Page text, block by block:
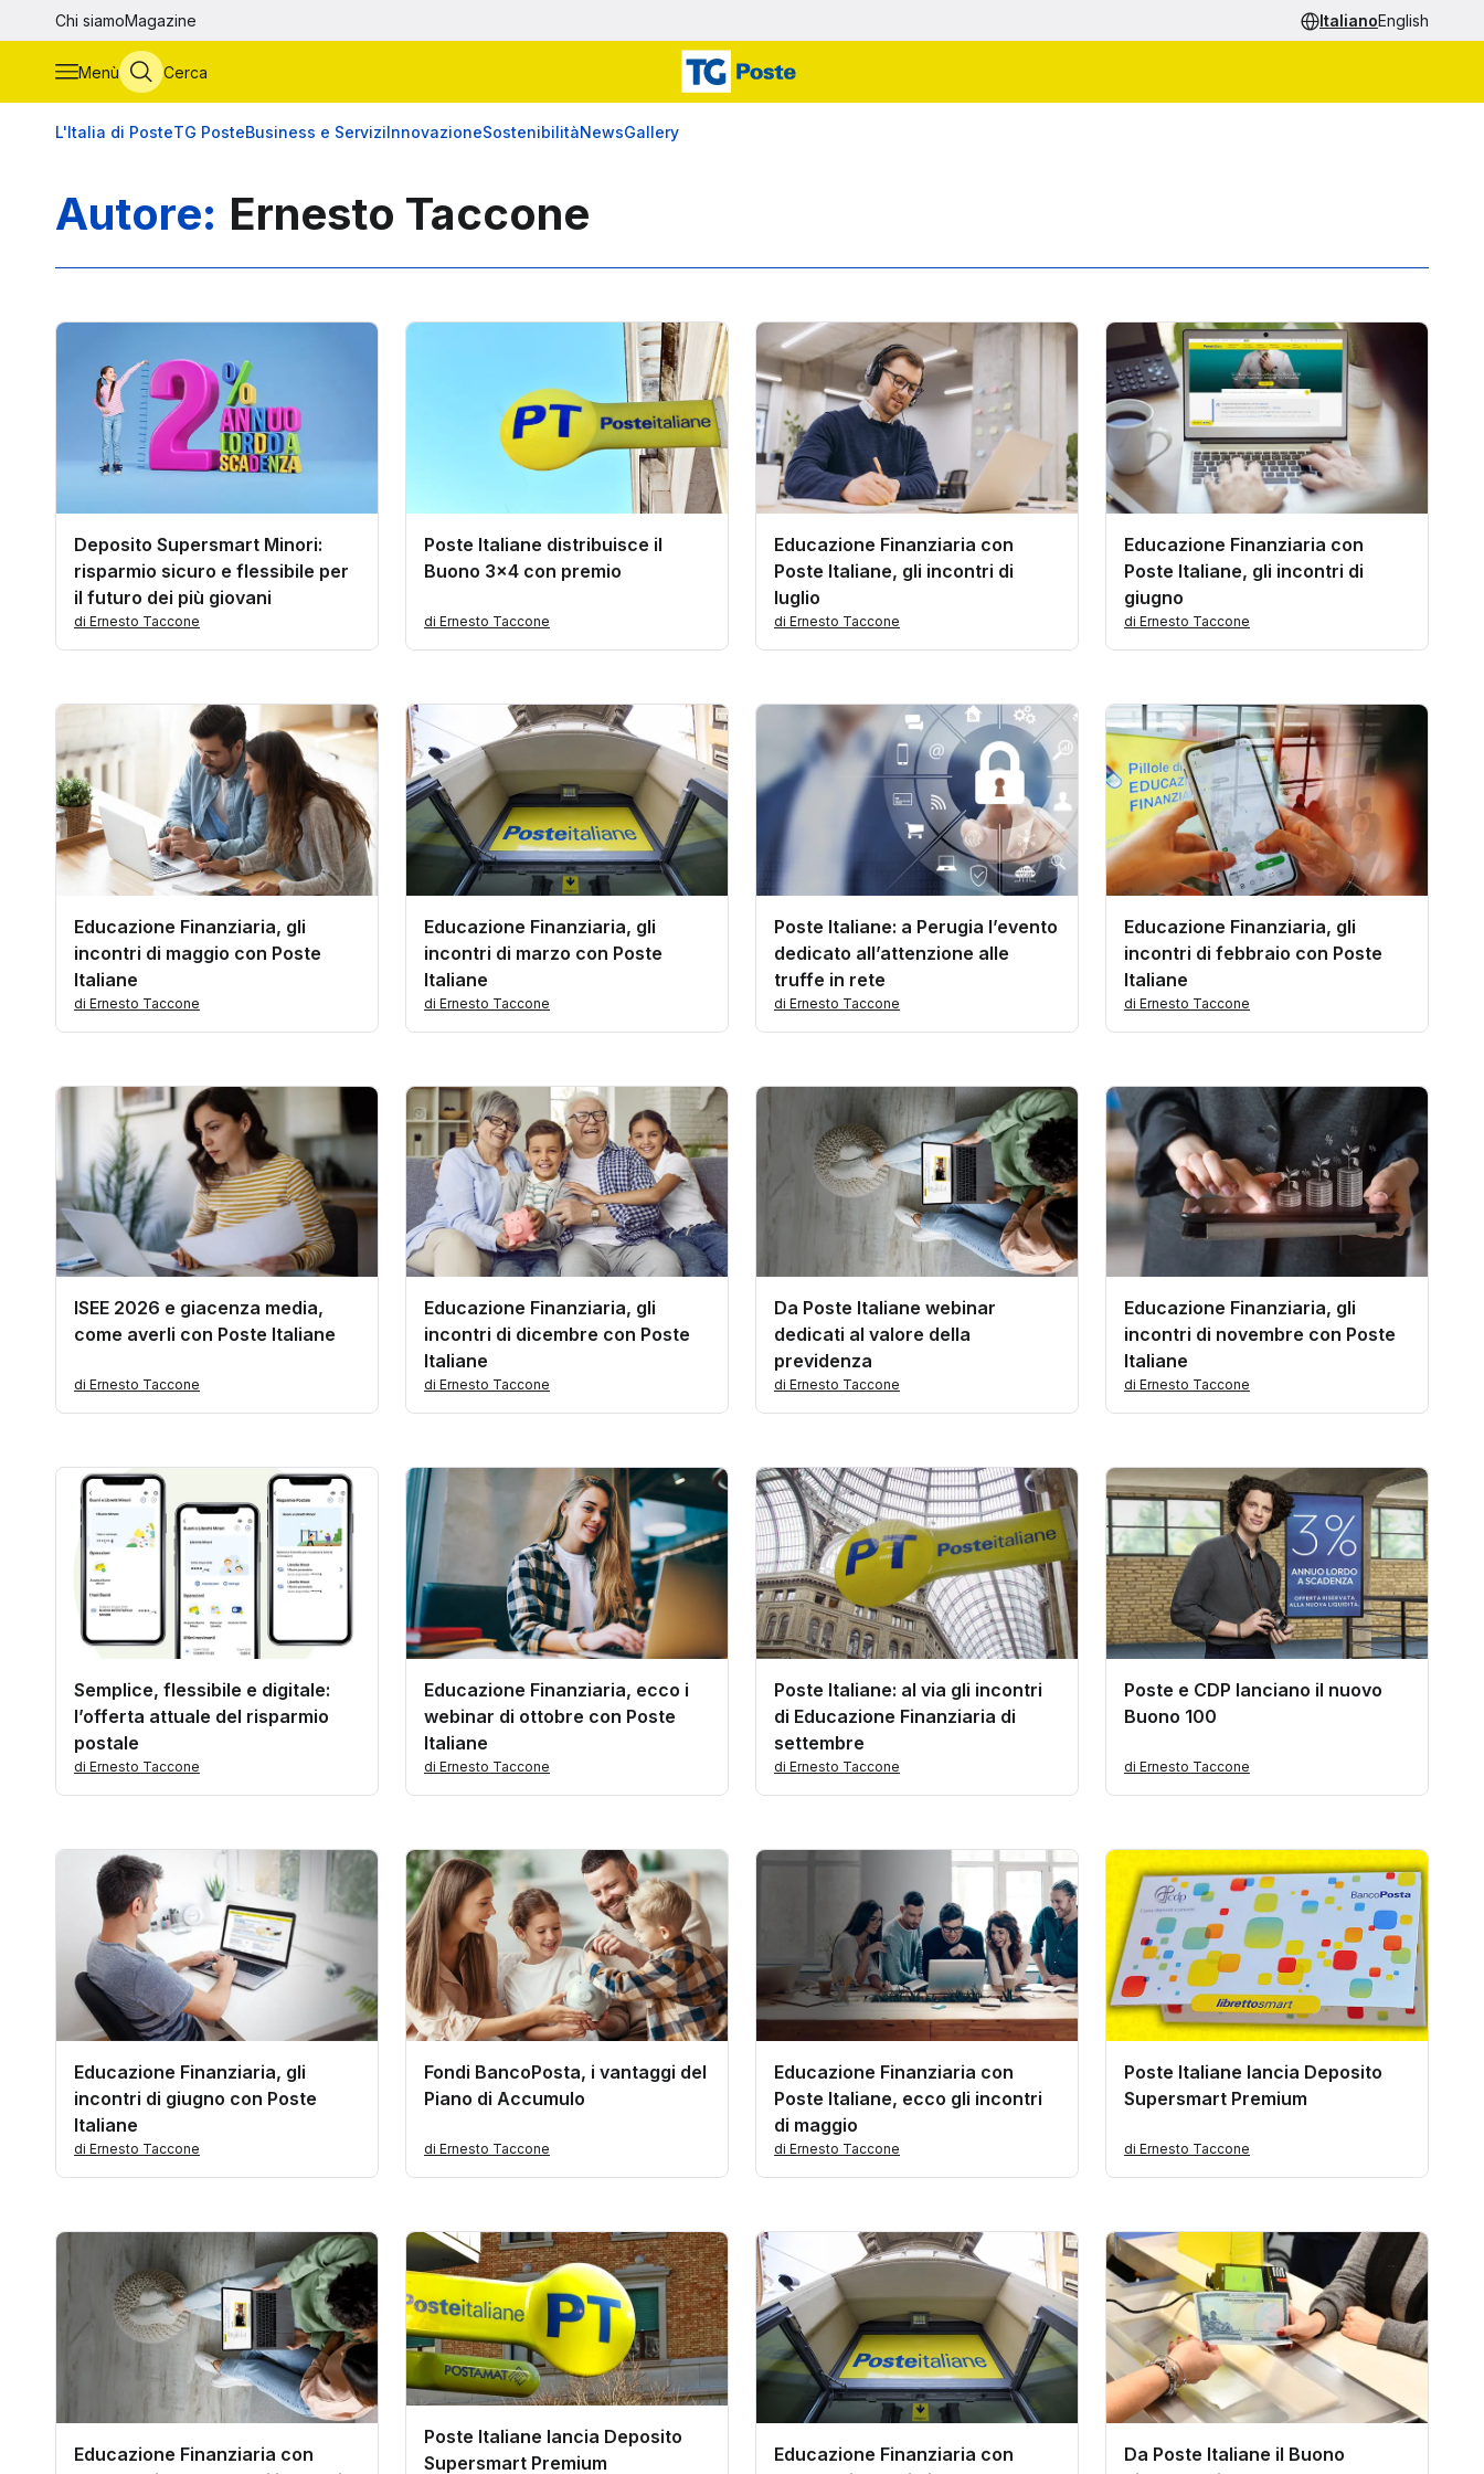
Vai al contenuto principale
Chi siamoMagazine ItalianoEnglish
Menù Cerca
L'Italia di PosteTG PosteBusiness e ServiziInnovazioneSostenibilitàNewsGallery
Autore: Ernesto Taccone
Deposito Supersmart Minori:
risparmio sicuro e flessibile per
il futuro dei più giovani
di Ernesto Taccone
Poste Italiane distribuisce il
Buono 3x4 con premio
di Ernesto Taccone
Educazione Finanziaria con
Poste Italiane, gli incontri di
luglio
di Ernesto Taccone
Educazione Finanziaria con
Poste Italiane, gli incontri di
giugno
di Ernesto Taccone
Educazione Finanziaria, gli
incontri di maggio con Poste
Italiane
di Ernesto Taccone
Educazione Finanziaria, gli
incontri di marzo con Poste
Italiane
di Ernesto Taccone
Poste Italiane: a Perugia l’evento
dedicato all’attenzione alle
truffe in rete
di Ernesto Taccone
Educazione Finanziaria, gli
incontri di febbraio con Poste
Italiane
di Ernesto Taccone
ISEE 2026 e giacenza media,
come averli con Poste Italiane
di Ernesto Taccone
Educazione Finanziaria, gli
incontri di dicembre con Poste
Italiane
di Ernesto Taccone
Da Poste Italiane webinar
dedicati al valore della
previdenza
di Ernesto Taccone
Educazione Finanziaria, gli
incontri di novembre con Poste
Italiane
di Ernesto Taccone
Semplice, flessibile e digitale:
l’offerta attuale del risparmio
postale
di Ernesto Taccone
Educazione Finanziaria, ecco i
webinar di ottobre con Poste
Italiane
di Ernesto Taccone
Poste Italiane: al via gli incontri
di Educazione Finanziaria di
settembre
di Ernesto Taccone
Poste e CDP lanciano il nuovo
Buono 100
di Ernesto Taccone
Educazione Finanziaria, gli
incontri di giugno con Poste
Italiane
di Ernesto Taccone
Fondi BancoPosta, i vantaggi del
Piano di Accumulo
di Ernesto Taccone
Educazione Finanziaria con
Poste Italiane, ecco gli incontri
di maggio
di Ernesto Taccone
Poste Italiane lancia Deposito
Supersmart Premium
di Ernesto Taccone
Educazione Finanziaria con
Poste Italiane lancia Deposito
Supersmart Premium
Educazione Finanziaria con
Da Poste Italiane il Buono